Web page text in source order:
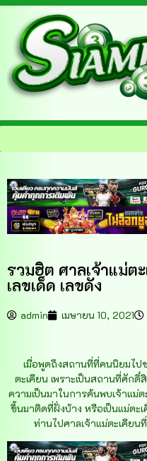
รวมฮิต ศาลเจ้าแม่ต
เลขเด็ด เลขดัง
admin เมษายน 10, 2021
เมื่อพูดถึงสถานที่ที่คนนิยมไป
ตะเคียน เพราะเป็นสถานที่ศัก
ความเป็นมาในการค้นพบเจ้าแม่
ขึ้นมาติดที่ฝั่งบ้าง หรือเป็นแม่ตะ
ท่านไปศาลเจ้าแม่ตะเคีย